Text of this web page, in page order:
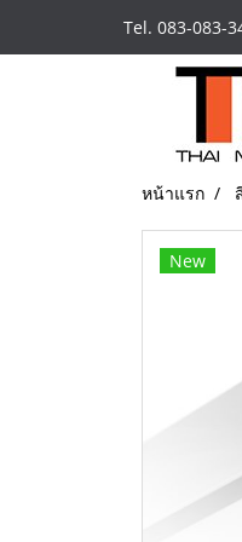
Tel. 083-083-
หน้าแรก
New